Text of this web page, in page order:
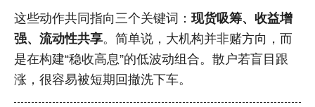
这些动作共同指向三个关键词： 现货吸筹、收益增
强、流动性共享。简单说，大机构并非赌方向，而
是在构建“稳收高息”的低波动组合。散户若盲目跟
涨，很容易被短期回撤洗下车。